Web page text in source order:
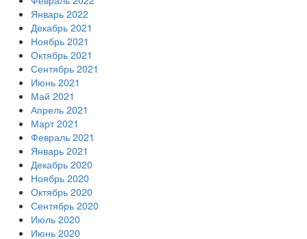
Январь 2022
Декабрь 2021
Ноябрь 2021
Октябрь 2021
Сентябрь 2021
Июнь 2021
Май 2021
Апрель 2021
Март 2021
Февраль 2021
Январь 2021
Декабрь 2020
Ноябрь 2020
Октябрь 2020
Сентябрь 2020
Июль 2020
Июнь 2020